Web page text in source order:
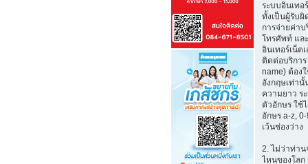
ระบบอินเทอ
ทั้งเป็นผู้รับ
การจ่ายค่าบ
โทรศัพท์ แล
อินเทอร์เน็ต
ติดต่อบริการ
name) ต้อง
อังกฤษเท่า
ความยาว ร
ตัวอักษร ใช้
อักษร a-z,
เว้นช่องว่าง
2. ไม่ว่าท่า
ไหนของโลก